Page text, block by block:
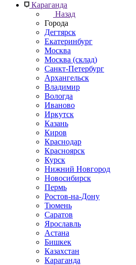
Караганда
Назад
Города
Дегтярск
Екатеринбург
Москва
Москва (склад)
Санкт-Петербург
Архангельск
Владимир
Вологда
Иваново
Иркутск
Казань
Киров
Краснодар
Красноярск
Курск
Нижний Новгород
Новосибирск
Пермь
Ростов-на-Дону
Тюмень
Саратов
Ярославль
Астана
Бишкек
Казахстан
Караганда